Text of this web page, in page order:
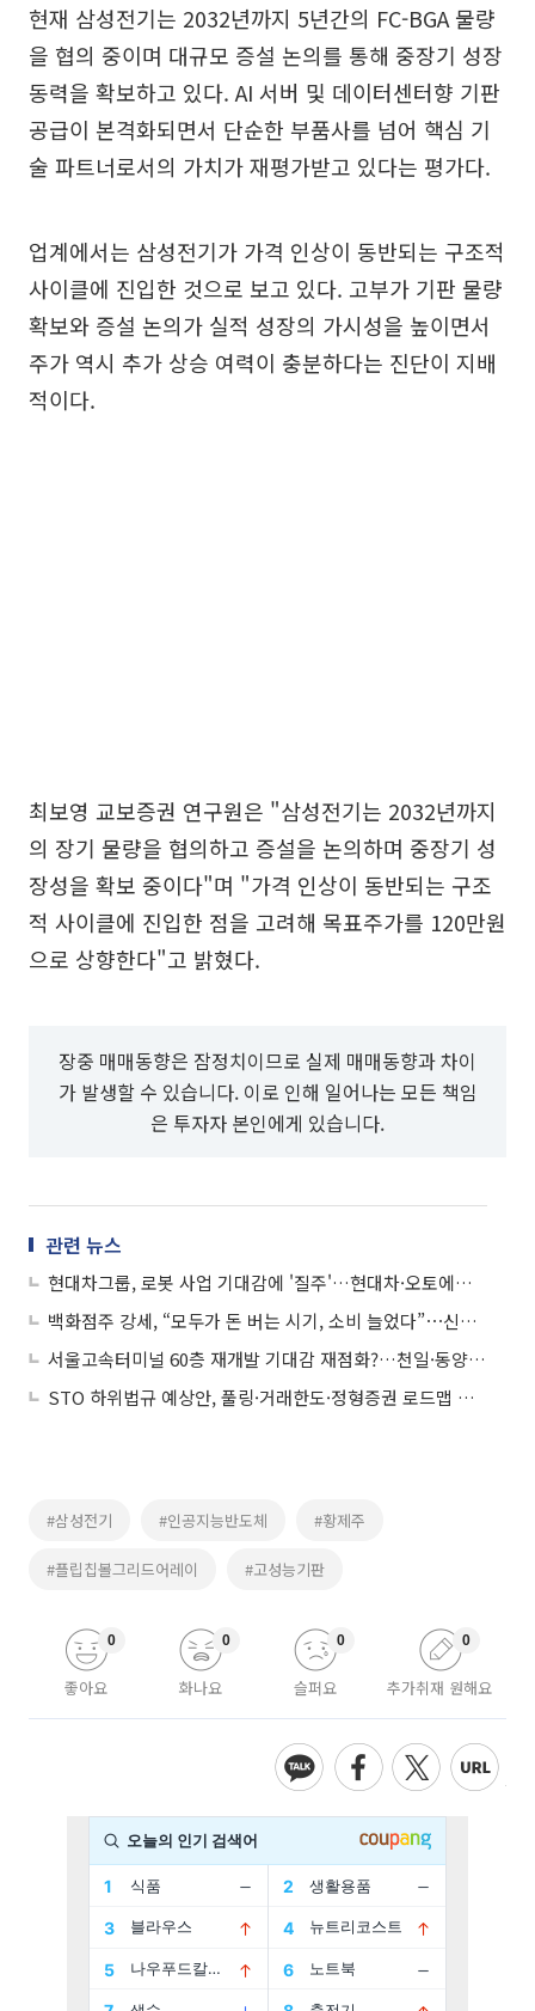
현재 삼성전기는 2032년까지 5년간의 FC-BGA 물량
을 협의 중이며 대규모 증설 논의를 통해 중장기 성장
동력을 확보하고 있다. AI 서버 및 데이터센터향 기판
공급이 본격화되면서 단순한 부품사를 넘어 핵심 기
술 파트너로서의 가치가 재평가받고 있다는 평가다.
업계에서는 삼성전기가 가격 인상이 동반되는 구조적
사이클에 진입한 것으로 보고 있다. 고부가 기판 물량
확보와 증설 논의가 실적 성장의 가시성을 높이면서
주가 역시 추가 상승 여력이 충분하다는 진단이 지배
적이다.
최보영 교보증권 연구원은 "삼성전기는 2032년까지
의 장기 물량을 협의하고 증설을 논의하며 중장기 성
장성을 확보 중이다"며 "가격 인상이 동반되는 구조
적 사이클에 진입한 점을 고려해 목표주가를 120만원
으로 상향한다"고 밝혔다.
장중 매매동향은 잠정치이므로 실제 매매동향과 차이
가 발생할 수 있습니다. 이로 인해 일어나는 모든 책임
은 투자자 본인에게 있습니다.
관련 뉴스
현대차그룹, 로봇 사업 기대감에 '질주'…현대차·오토에버 신고가 경신
백화점주 강세, “모두가 돈 버는 시기, 소비 늘었다”⋯신세계 6.8%↑
서울고속터미널 60층 재개발 기대감 재점화?…천일·동양고속 나란히 '상한가'
STO 하위법규 예상안, 풀링·거래한도·정형증권 로드맵 제시
#삼성전기 #인공지능반도체 #황제주
#플립칩볼그리드어레이 #고성능기판
좋아요
0
화나요
0
슬퍼요
0
추가취재 원해요
0